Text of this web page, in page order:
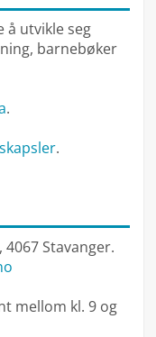
å utvikle seg
barnebøker
.
.
4067 Stavanger.
mellom kl. 9 og